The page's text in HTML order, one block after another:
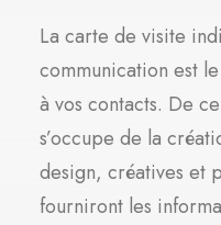
La carte de visite
communication est
à vos contacts. De
s’occupe de la
design, créatives et
fourniront les